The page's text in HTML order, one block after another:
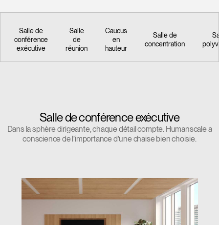
Salle de
conférence
exécutive
Salle
de
réunion
Caucus
en
hauteur
Salle de
concentration
Salle de conférence exécutive
Dans la sphère dirigeante, chaque détail compte. Humanscale a
conscience de l’importance d’une chaise bien choisie.